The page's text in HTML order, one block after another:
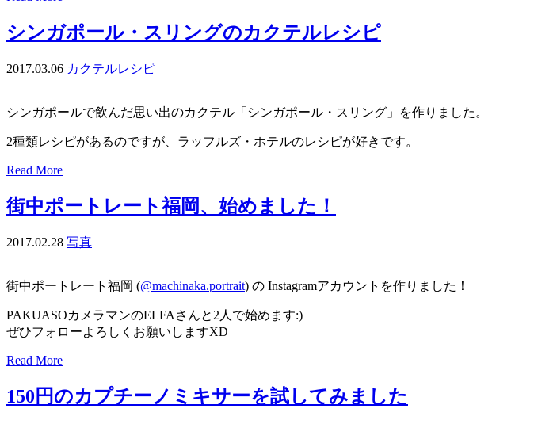
シンガポール・スリングのカクテルレシピ
2017.03.06 カクテルレシピ
シンガポールで飲んだ思い出のカクテル「シンガポール・スリング」を作りました。
2種類レシピがあるのですが、ラッフルズ・ホテルのレシピが好きです。
Read More
街中ポートレート福岡、始めました！
2017.02.28 写真
街中ポートレート福岡 (@machinaka.portrait) の Instagramアカウントを作りました！
PAKUASOカメラマンのELFAさんと2人で始めます:)
ぜひフォローよろしくお願いしますXD
Read More
150円のカプチーノミキサーを試してみました